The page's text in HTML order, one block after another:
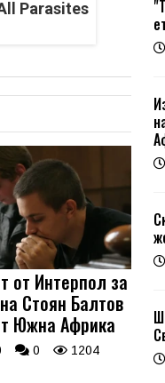
Parasites
от Интерпол за
Стоян Балтов
Южна Африка
0 1204